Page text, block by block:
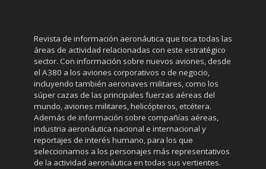
Revista de información aeronáutica que toca todas las
áreas de actividad relacionadas con este estratégico
sector. Con información sobre nuevos aviones, desde
el A380 a los aviones corporativos o de negocio,
incluyendo también aeronaves militares, como los
súper cazas de las principales fuerzas aéreas del
mundo, aviones militares, helicópteros, etcétera.
Además de información sobre compañías aéreas,
industria aeronáutica nacional e internacional y
reportajes de interés humano, para los que
seleccionamos a los personajes más representativos
de la actividad aeronáutica en todas sus vertientes.